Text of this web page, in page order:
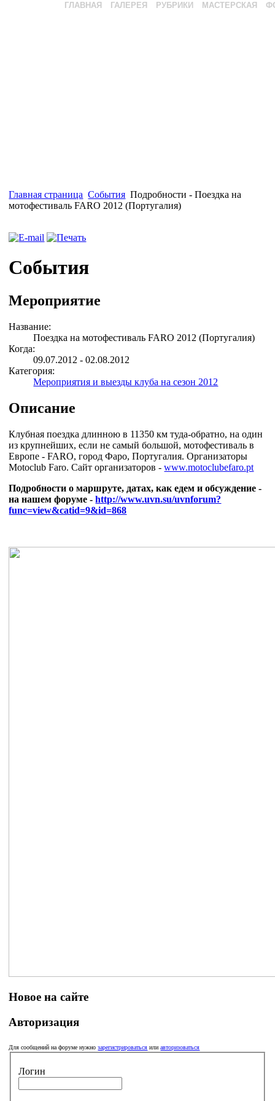
ГЛАВНАЯ ГАЛЕРЕЯ РУБРИКИ МАСТЕРСКАЯ
Главная страница События Подробности - Поездка на
мотофестиваль FARO 2012 (Португалия)
События
Мероприятие
Название:
Поездка на мотофестиваль FARO 2012 (Португалия)
Когда:
09.07.2012 - 02.08.2012
Категория:
Мероприятия и выезды клуба на сезон 2012
Описание
Клубная поездка длинною в 11350 км туда-обратно, на один
из крупнейших, если не самый большой, мотофестиваль в
Европе - FARO, город Фаро, Португалия. Организаторы
Мotoclub Faro. Сайт организаторов -www.motoclubefaro.pt
Подробности о маршруте, датах, как едем и обсуждение -
на нашем форуме -http://www.uvn.su/uvnforum?
func=view&catid=9&id=868
Новое на сайте
Авторизация
Для сообщений на форуме нужнозарегистрироваться илиавторизоваться
Логин